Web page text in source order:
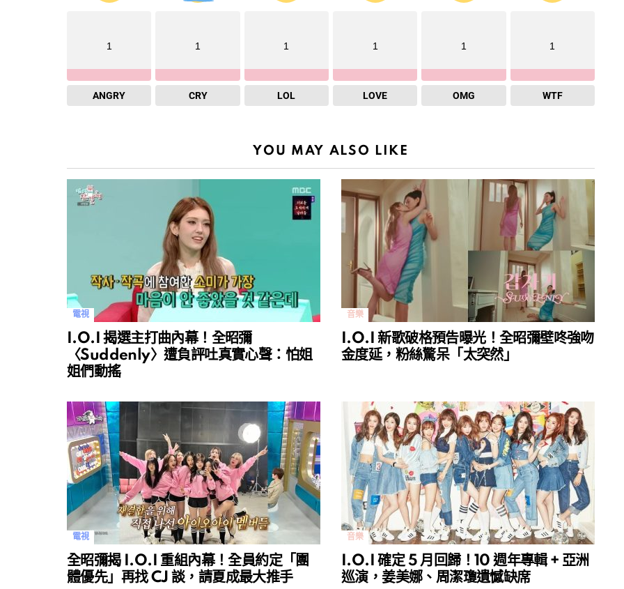
1
ANGRY
1
CRY
1
LOL
1
LOVE
1
OMG
1
WTF
YOU MAY ALSO LIKE
電視
I.O.I 揭選主打曲內幕！全昭彌
〈Suddenly〉遭負評吐真實心聲：怕姐
姐們動搖
音樂
I.O.I 新歌破格預告曝光！全昭彌壁咚強吻
金度延，粉絲驚呆「太突然」
電視
全昭彌揭 I.O.I 重組內幕！全員約定「團
體優先」再找 CJ 談，請夏成最大推手
音樂
I.O.I 確定 5 月回歸！10 週年專輯 + 亞洲
巡演，姜美娜、周潔瓊遺憾缺席